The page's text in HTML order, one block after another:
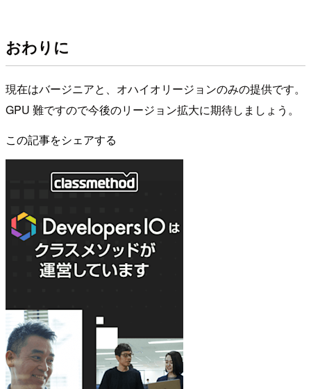
おわりに
現在はバージニアと、オハイオリージョンのみの提供です。
GPU 難ですので今後のリージョン拡大に期待しましょう。
この記事をシェアする